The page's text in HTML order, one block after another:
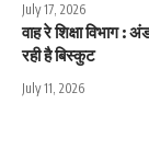
July 17, 2026
वाह रे शिक्षा विभाग :
रही है बिस्कुट
July 11, 2026